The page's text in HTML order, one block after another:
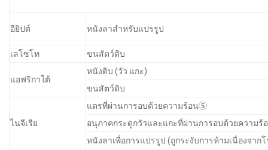
อียิปต์ หนังลาสำหรับแปรรูป
เลโซโท ขนสัตว์ดิบ
แอฟริกาใต้
หนังดิบ (วัว แกะ)
ขนสัตว์ดิบ
ไนจีเรีย
แตรที่ผ่านการอบด้วยความร้อน⑤
อนุภาคกระดูกวัวและแกะที่ผ่านการอบด้วยความร้
หนังลาเพื่อการแปรรูป (ถูกระงับการห้ามเนื่องจาก